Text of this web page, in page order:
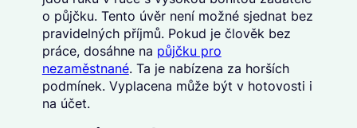
o půjčku. Tento úvěr není možné sjednat bez
pravidelných příjmů. Pokud je člověk bez
práce, dosáhne na půjčku pro
nezaměstnané. Ta je nabízena za horších
podmínek. Vyplacena může být v hotovosti i
na účet.